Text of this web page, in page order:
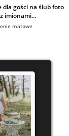
dla gości na ślub foto
imionami
matowe